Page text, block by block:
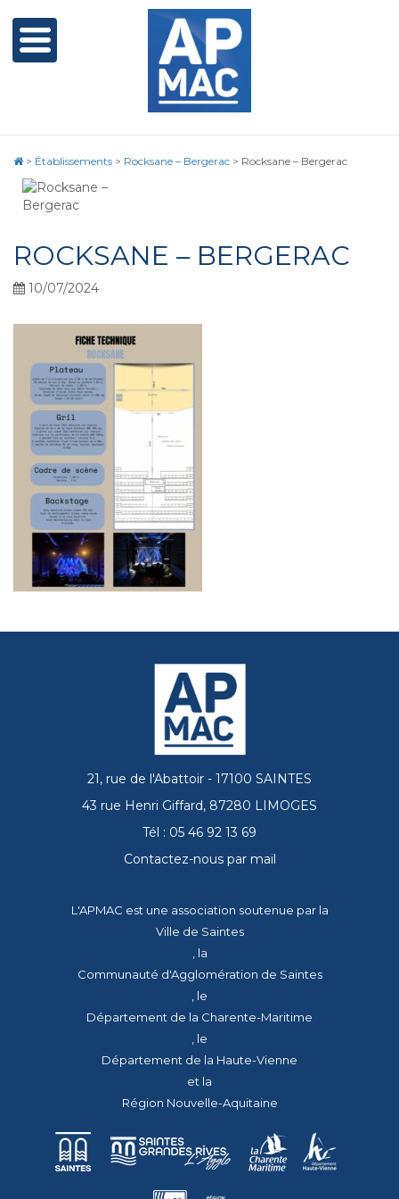
> Établissements > Rocksane – Bergerac > Rocksane – Bergerac
ROCKSANE – BERGERAC
10/07/2024
21, rue de l'Abattoir - 17100 SAINTES
43 rue Henri Giffard, 87280 LIMOGES
Tél : 05 46 92 13 69
Contactez-nous par mail
L'APMAC est une association soutenue par la
Ville de Saintes
, la
Communauté d'Agglomération de Saintes
, le
Département de la Charente-Maritime
, le
Département de la Haute-Vienne
et la
Région Nouvelle-Aquitaine